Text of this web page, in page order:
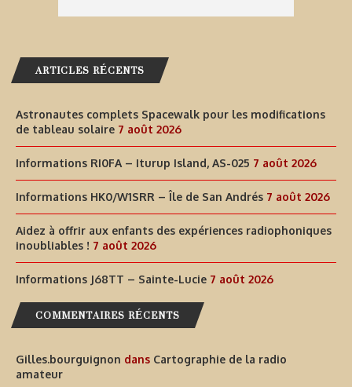
ARTICLES RÉCENTS
Astronautes complets Spacewalk pour les modifications
de tableau solaire 7 août 2026
Informations RI0FA – Iturup Island, AS-025 7 août 2026
Informations HK0/W1SRR – Île de San Andrés 7 août 2026
Aidez à offrir aux enfants des expériences radiophoniques
inoubliables ! 7 août 2026
Informations J68TT – Sainte-Lucie 7 août 2026
COMMENTAIRES RÉCENTS
Gilles.bourguignon dans Cartographie de la radio
amateur